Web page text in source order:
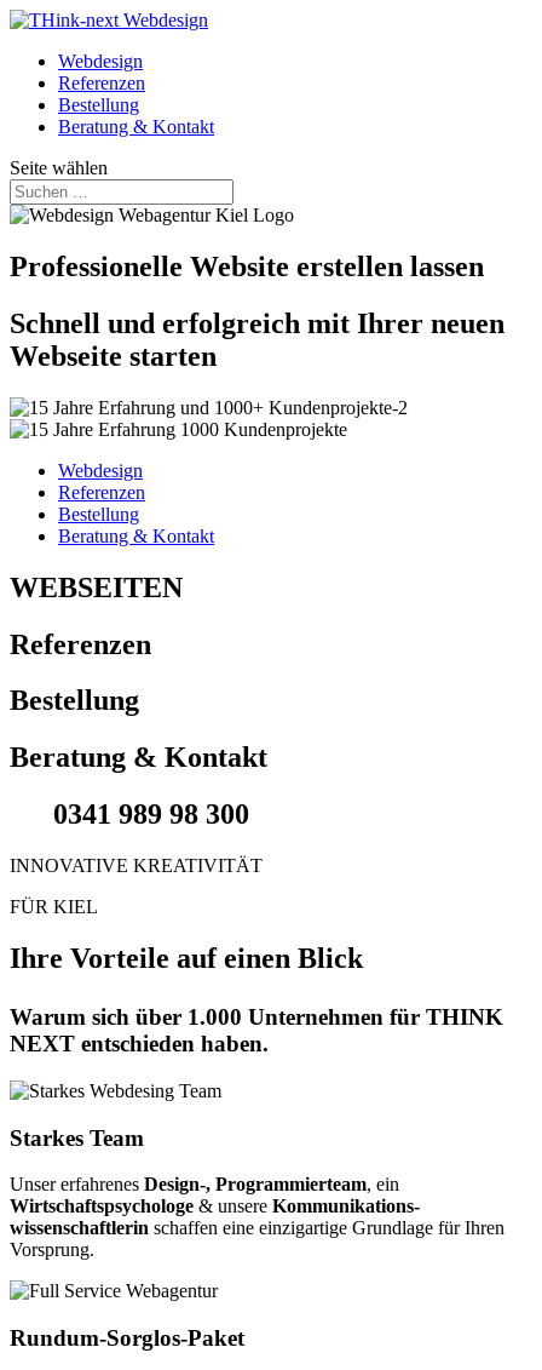
Webdesign
Referenzen
Bestellung
Beratung & Kontakt
Seite wählen
Professionelle Website erstellen lassen
Schnell und erfolgreich mit Ihrer neuen
Webseite starten
Webdesign
Referenzen
Bestellung
Beratung & Kontakt
WEBSEITEN
Referenzen
Bestellung
Beratung & Kontakt
0341 989 98 300
INNOVATIVE KREATIVITÄT
FÜR KIEL
Ihre Vorteile auf einen Blick
Warum sich über 1.000 Unternehmen für THINK
NEXT entschieden haben.
Starkes Team
Unser erfahrenes Design-, Programmierteam, ein
Wirtschaftspsychologe & unsere Kommunikations-
wissenschaftlerin schaffen eine einzigartige Grundlage für Ihren
Vorsprung.
Rundum-Sorglos-Paket